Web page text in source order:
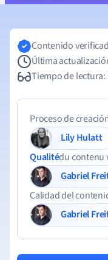
Contenido
Última
Tiempo de lectura:
Proceso de
Lily Hulatt
Qualitédu contenu
Gabriel
Calidad del
Gabriel